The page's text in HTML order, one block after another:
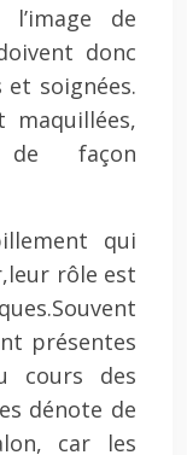
de
donc
soignées.
maquillées,
façon
qui
rôle est
présentes
cours des
dénote de
car les